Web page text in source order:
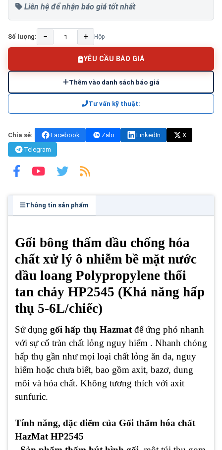
Liên hệ để nhận báo giá tốt nhất
Số lượng: − + Hộp
YÊU CẦU BÁO GIÁ
Thêm vào danh sách báo giá
Tư vấn kỹ thuật:
Chia sẻ: Facebook Zalo LinkedIn
X
Telegram
Thông tin sản phẩm
Gối bông thấm dầu chống hóa
chất xử lý ô nhiễm bề mặt nước
dầu loang Polypropylene thổi
tan chảy HP2545 (Khả năng hấp
thụ 5-6L/chiếc)
Sử dụng gối hấp thụ Hazmat để ứng phó nhanh
với sự cố tràn chất lỏng nguy hiểm . Nhanh chóng
hấp thụ gần như mọi loại chất lỏng ăn da, nguy
hiểm hoặc chưa biết, bao gồm axit, bazơ, dung
môi và hóa chất. Không tương thích với axit
sunfuric.
Tính năng, đặc điểm của Gối thấm hóa chất
HazMat HP2545